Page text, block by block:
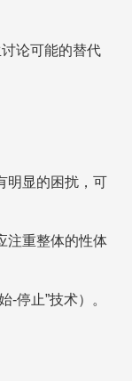
论可能的替代
明显的困扰，可
注重整体的性体
停止”技术）。